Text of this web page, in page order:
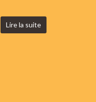
Lire la suite